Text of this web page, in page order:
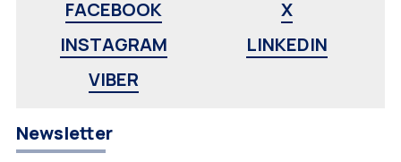
FACEBOOK
X
INSTAGRAM
LINKEDIN
VIBER
Newsletter